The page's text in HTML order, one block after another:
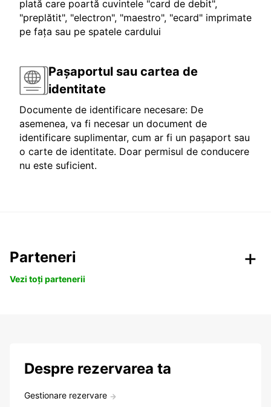
plată care poartă cuvintele "card de debit",
"preplătit", "electron", "maestro", "ecard" imprimate
pe fața sau pe spatele cardului
Pașaportul sau cartea de
identitate
Documente de identificare necesare: De
asemenea, va fi necesar un document de
identificare suplimentar, cum ar fi un pașaport sau
o carte de identitate. Doar permisul de conducere
nu este suficient.
Parteneri
Vezi toți partenerii
Despre rezervarea ta
Gestionare rezervare